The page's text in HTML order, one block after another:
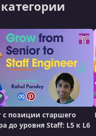
с позиции старшего
до уровня Staff: L5 к L6